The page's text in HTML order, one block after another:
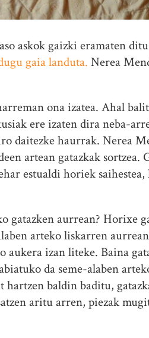
askok gaizki eramaten
gaia landuta. Nerea
ona izatea. Ahal
ere izaten dira neba-
daitezke haurrak. Nerea
artean gatazkak sortzea.
estualdi horiek
gatazken aurrean? Horixe
arteko liskarren
aukera izan liteke. Baina
da seme-alaben
hartzen baldin baditu,
aritu arren, piezak